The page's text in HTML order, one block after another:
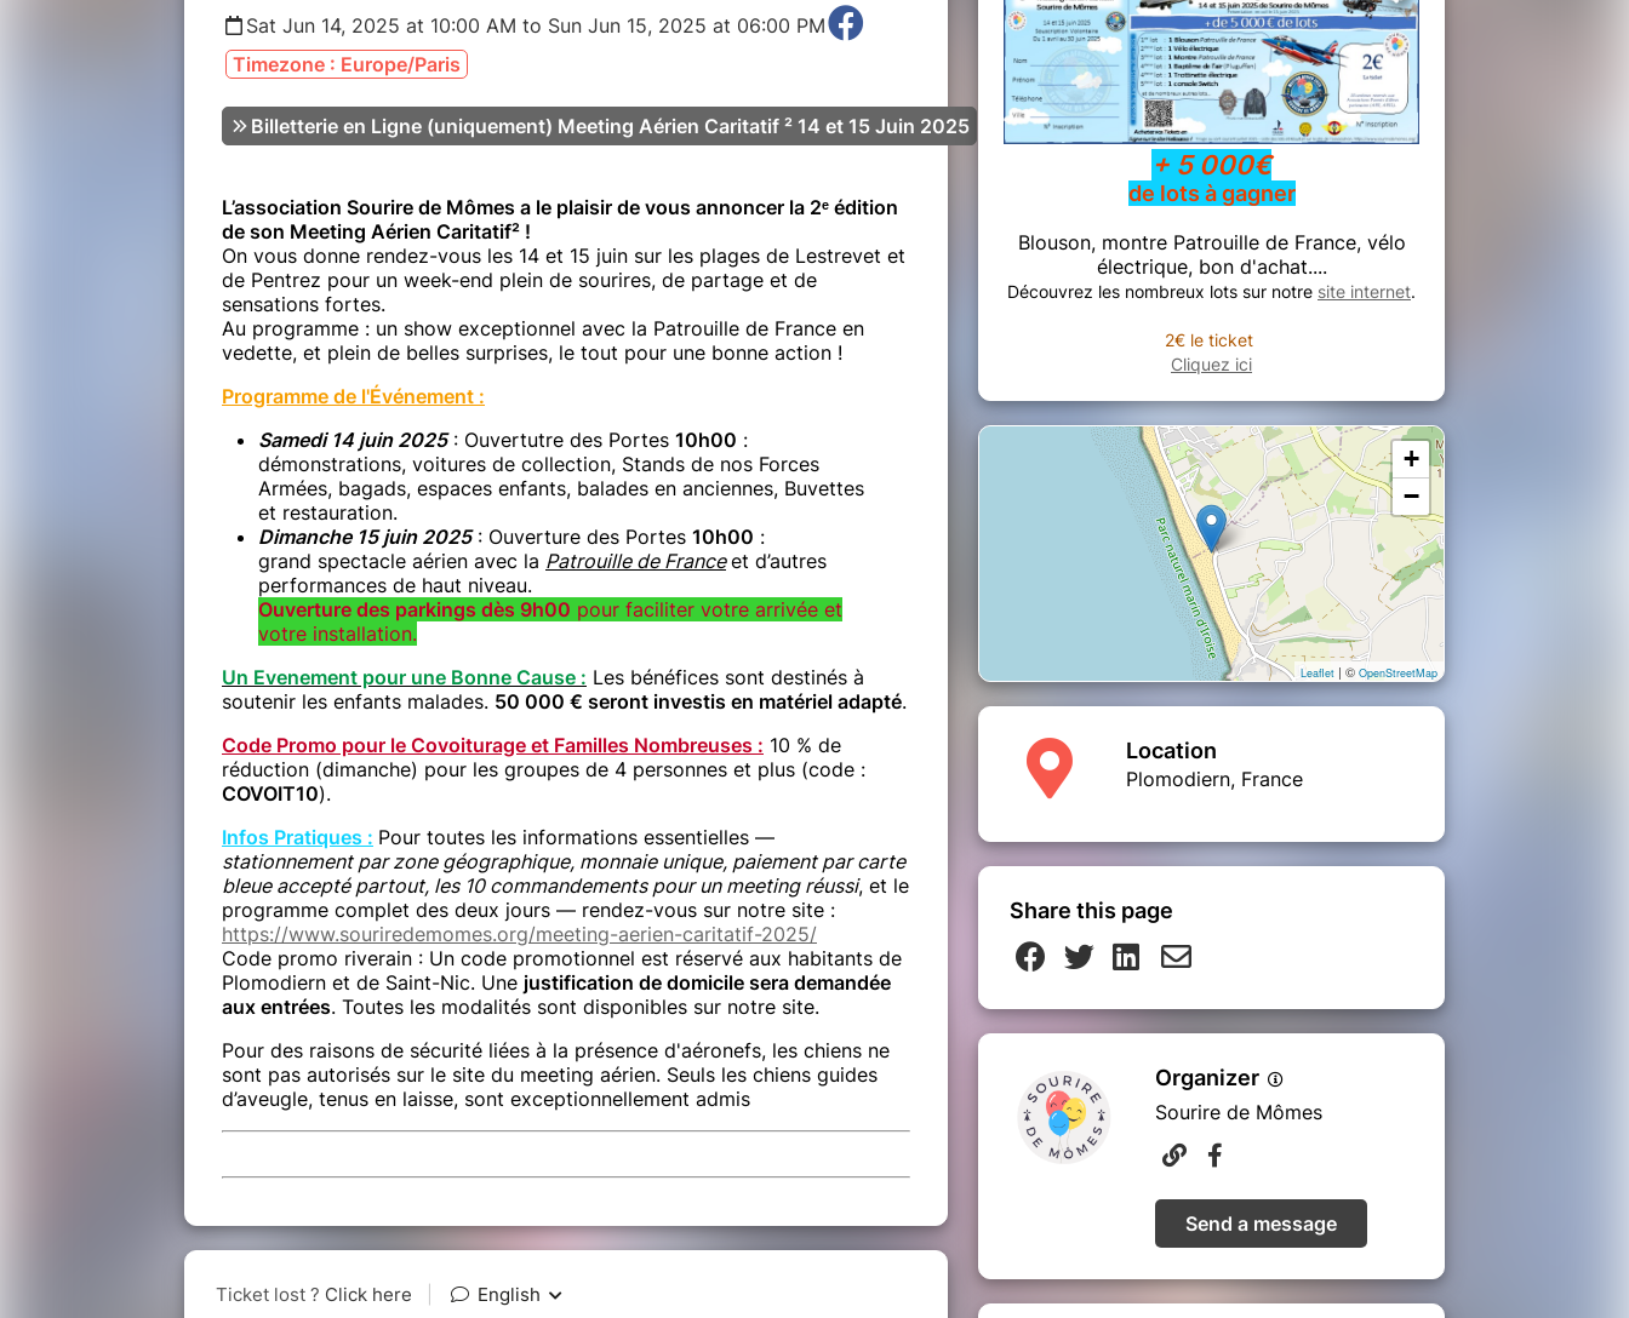
Sat Jun 14, 2025 at 10:00 AM to Sun Jun 15, 2025 at 06:00 PM
Timezone : Europe/Paris
Billetterie en Ligne (uniquement) Meeting Aérien Caritatif ² 14 et 15 Juin 2025
L’association Sourire de Mômes a le plaisir de vous annoncer la 2ᵉ édition
de son Meeting Aérien Caritatif² !
On vous donne rendez-vous les 14 et 15 juin sur les plages de Lestrevet et
de Pentrez pour un week-end plein de sourires, de partage et de
sensations fortes.
Au programme : un show exceptionnel avec la Patrouille de France en
vedette, et plein de belles surprises, le tout pour une bonne action !
Programme de l'Événement :
Samedi 14 juin 2025: Ouvertutre des Portes 10h00 :
démonstrations, voitures de collection, Stands de nos Forces
Armées, bagads, espaces enfants, balades en anciennes, Buvettes
et restauration.
Dimanche 15 juin 2025: Ouverture des Portes 10h00 :
grand spectacle aérien avec la Patrouille de France et d’autres
performances de haut niveau.
Ouverture des parkings dès 9h00 pour faciliter votre arrivée et
votre installation.
Un Evenement pour une Bonne Cause : Les bénéfices sont destinés à
soutenir les enfants malades. 50 000 € seront investis en matériel adapté.
Code Promo pour le Covoiturage et Familles Nombreuses : 10 % de
réduction (dimanche) pour les groupes de 4 personnes et plus (code :
COVOIT10).
Infos Pratiques : Pour toutes les informations essentielles —
stationnement par zone géographique, monnaie unique, paiement par carte
bleue accepté partout, les 10 commandements pour un meeting réussi, et le
programme complet des deux jours — rendez-vous sur notre site :
https://www.souriredemomes.org/meeting-aerien-caritatif-2025/
Code promo riverain : Un code promotionnel est réservé aux habitants de
Plomodiern et de Saint-Nic. Une justification de domicile sera demandée
aux entrées. Toutes les modalités sont disponibles sur notre site.
Pour des raisons de sécurité liées à la présence d'aéronefs, les chiens ne
sont pas autorisés sur le site du meeting aérien. Seuls les chiens guides
d’aveugle, tenus en laisse, sont exceptionnellement admis
+ 5 000€
de lots à gagner
Blouson, montre Patrouille de France, vélo
électrique, bon d'achat....
Découvrez les nombreux lots sur notre site internet.
2€ le ticket
Cliquez ici
+
−
Leaflet | © OpenStreetMap
Location
Plomodiern, France
Share this page
Organizer
Sourire de Mômes
Send a message